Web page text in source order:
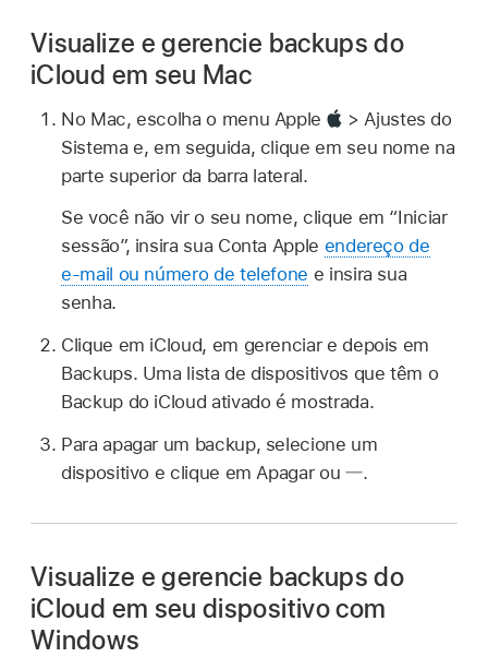
Visualize e gerencie backups do
iCloud em seu Mac
No Mac, escolha o menu Apple
> Ajustes do
Sistema e, em seguida, clique em seu nome na
parte superior da barra lateral.
Se você não vir o seu nome, clique em “Iniciar
sessão”, insira sua Conta Apple endereço de
e‑mail ou número de telefone e insira sua
senha.
Clique em iCloud, em gerenciar e depois em
Backups. Uma lista de dispositivos que têm o
Backup do iCloud ativado é mostrada.
Para apagar um backup, selecione um
dispositivo e clique em Apagar ou
.
Visualize e gerencie backups do
iCloud em seu dispositivo com
Windows